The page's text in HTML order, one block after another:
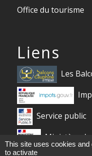
Office du tourisme
Liens
Les
Service public
Ministère de
This site uses cookies
to activate